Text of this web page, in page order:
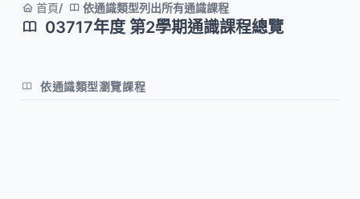
首頁 依通識類型列出所有通識課程
03717年度 第2學期通識課程總覽
依通識類型瀏覽課程